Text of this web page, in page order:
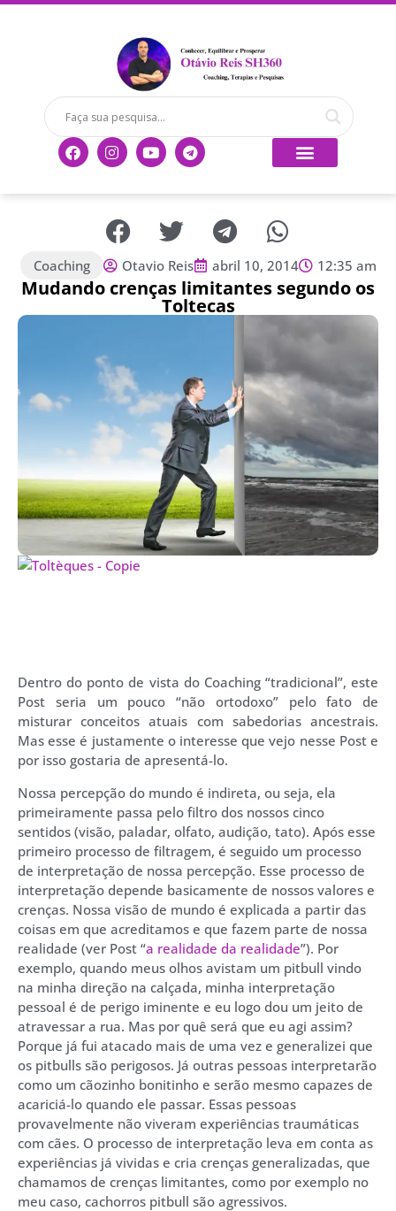
Coaching Otavio Reis abril 10, 2014 12:35 am
Mudando crenças limitantes segundo os
Toltecas
Dentro do ponto de vista do Coaching “tradicional”, este
Post seria um pouco “não ortodoxo” pelo fato de
misturar conceitos atuais com sabedorias ancestrais.
Mas esse é justamente o interesse que vejo nesse Post e
por isso gostaria de apresentá-lo.
Nossa percepção do mundo é indireta, ou seja, ela
primeiramente passa pelo filtro dos nossos cinco
sentidos (visão, paladar, olfato, audição, tato). Após esse
primeiro processo de filtragem, é seguido um processo
de interpretação de nossa percepção. Esse processo de
interpretação depende basicamente de nossos valores e
crenças. Nossa visão de mundo é explicada a partir das
coisas em que acreditamos e que fazem parte de nossa
realidade (ver Post “a realidade da realidade”). Por
exemplo, quando meus olhos avistam um pitbull vindo
na minha direção na calçada, minha interpretação
pessoal é de perigo iminente e eu logo dou um jeito de
atravessar a rua. Mas por quê será que eu agi assim?
Porque já fui atacado mais de uma vez e generalizei que
os pitbulls são perigosos. Já outras pessoas interpretarão
como um cãozinho bonitinho e serão mesmo capazes de
acariciá-lo quando ele passar. Essas pessoas
provavelmente não viveram experiências traumáticas
com cães. O processo de interpretação leva em conta as
experiências já vividas e cria crenças generalizadas, que
chamamos de crenças limitantes, como por exemplo no
meu caso, cachorros pitbull são agressivos.